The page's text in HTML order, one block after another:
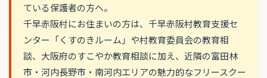
ている保護者の方へ。
千早赤阪村にお住まいの方は、千早赤阪村教育支援セ
ンター「くすのきルーム」や村教育委員会の教育相
談、大阪府のすこやか教育相談に加え、近隣の富田林
市・河内長野市・南河内エリアの魅力的なフリースクー